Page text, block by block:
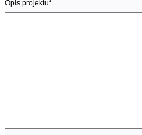
Opis projektu*